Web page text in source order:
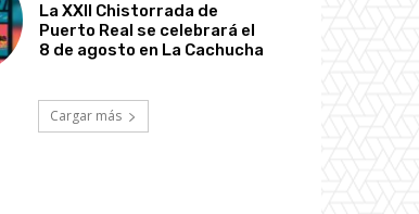
La XXII Chistorrada de
Puerto Real se celebrará el
8 de agosto en La Cachucha
Cargar más